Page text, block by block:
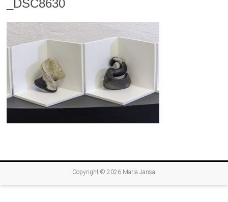
_DSC8630
Copyright © 2026 Maria Jansa